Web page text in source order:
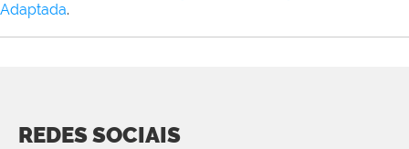
Adaptada.
REDES SOCIAIS